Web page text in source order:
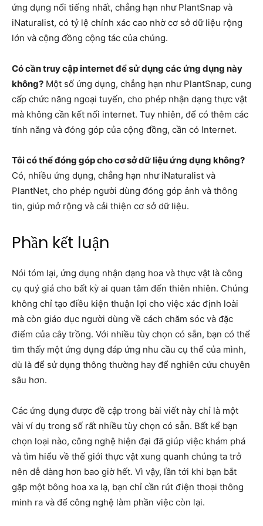
ứng dụng nổi tiếng nhất, chẳng hạn như PlantSnap và
iNaturalist, có tỷ lệ chính xác cao nhờ cơ sở dữ liệu rộng
lớn và cộng đồng cộng tác của chúng.
Có cần truy cập internet để sử dụng các ứng dụng này
không? Một số ứng dụng, chẳng hạn như PlantSnap, cung
cấp chức năng ngoại tuyến, cho phép nhận dạng thực vật
mà không cần kết nối internet. Tuy nhiên, để có thêm các
tính năng và đóng góp của cộng đồng, cần có Internet.
Tôi có thể đóng góp cho cơ sở dữ liệu ứng dụng không?
Có, nhiều ứng dụng, chẳng hạn như iNaturalist và
PlantNet, cho phép người dùng đóng góp ảnh và thông
tin, giúp mở rộng và cải thiện cơ sở dữ liệu.
Phần kết luận
Nói tóm lại, ứng dụng nhận dạng hoa và thực vật là công
cụ quý giá cho bất kỳ ai quan tâm đến thiên nhiên. Chúng
không chỉ tạo điều kiện thuận lợi cho việc xác định loài
mà còn giáo dục người dùng về cách chăm sóc và đặc
điểm của cây trồng. Với nhiều tùy chọn có sẵn, bạn có thể
tìm thấy một ứng dụng đáp ứng nhu cầu cụ thể của mình,
dù là để sử dụng thông thường hay để nghiên cứu chuyên
sâu hơn.
Các ứng dụng được đề cập trong bài viết này chỉ là một
vài ví dụ trong số rất nhiều tùy chọn có sẵn. Bất kể bạn
chọn loại nào, công nghệ hiện đại đã giúp việc khám phá
và tìm hiểu về thế giới thực vật xung quanh chúng ta trở
nên dễ dàng hơn bao giờ hết. Vì vậy, lần tới khi bạn bắt
gặp một bông hoa xa lạ, bạn chỉ cần rút điện thoại thông
minh ra và để công nghệ làm phần việc còn lại.